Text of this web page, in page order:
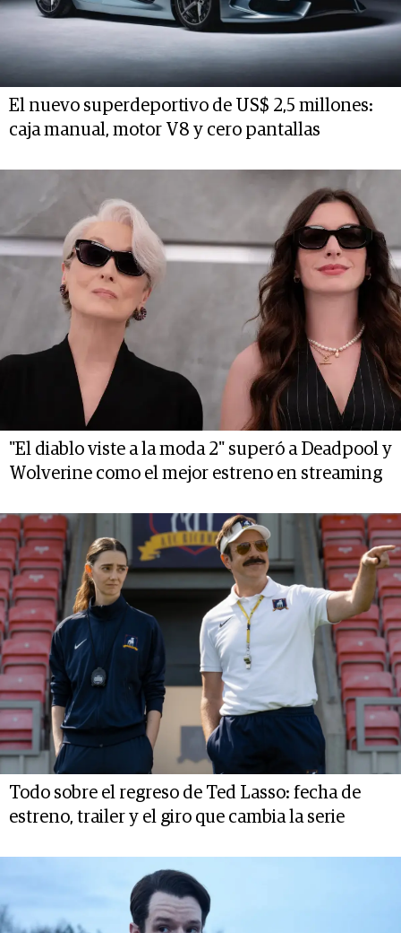
El nuevo superdeportivo de US$ 2,5 millones:
caja manual, motor V8 y cero pantallas
"El diablo viste a la moda 2" superó a Deadpool y
Wolverine como el mejor estreno en streaming
Todo sobre el regreso de Ted Lasso: fecha de
estreno, trailer y el giro que cambia la serie